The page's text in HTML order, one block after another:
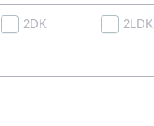
2DK 2LDK